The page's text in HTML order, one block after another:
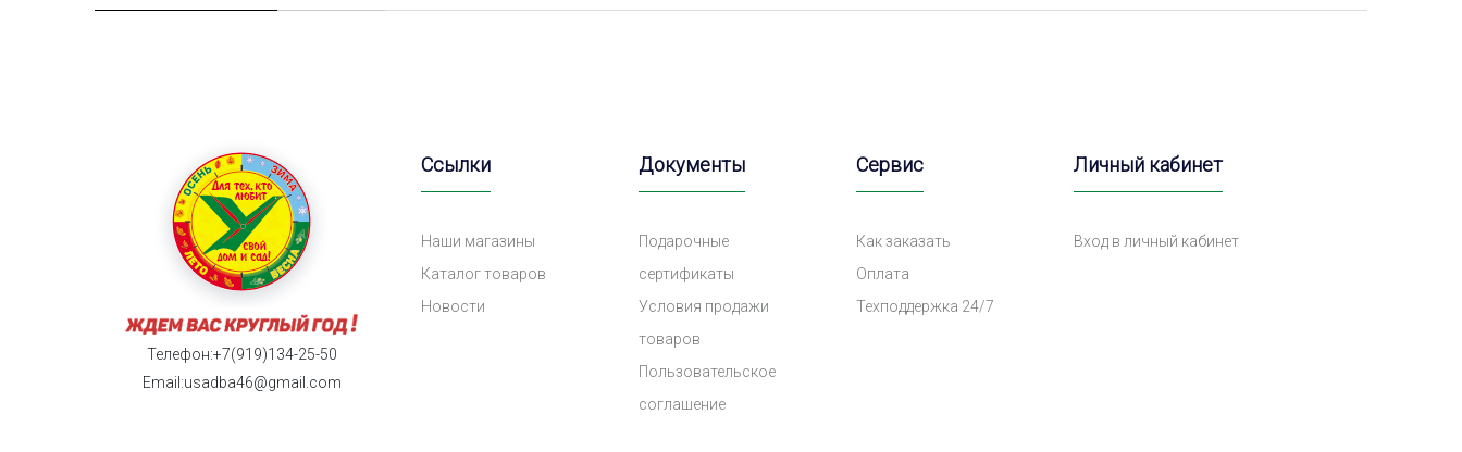
Телефон:+7(919)134-25-50
Email:usadba46@gmail.com
Ссылки
Наши магазины
Каталог товаров
Новости
Документы
Подарочные
сертификаты
Условия продажи
товаров
Пользовательское
соглашение
Сервис
Как заказать
Оплата
Техподдержка 24/7
Личный кабинет
Вход в личный кабинет